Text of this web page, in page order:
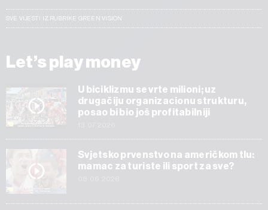
SVE VIJESTI IZ RUBRIKE GREEN VISION
Let’s play money
U biciklizmu se vrte milioni; uz
drugačiju organizacionu strukturu,
posao bi bio još profitabilniji
Svjetsko prvenstvo na američkom tlu:
mamac za turiste ili sport za sve?